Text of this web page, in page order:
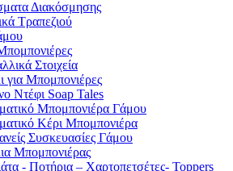
Διακόσμησης
Τραπεζιού
Στοιχεία
για Μπομπονιέρες
Ντέφι Soap Tales
Μπομπονιέρα Γάμου
Κέρι Μπομπονιέρα
Συσκευασίες Γάμου
Μπομπονιέρας
- Ποτήρια – Χαρτοπετσέτες- Toppers